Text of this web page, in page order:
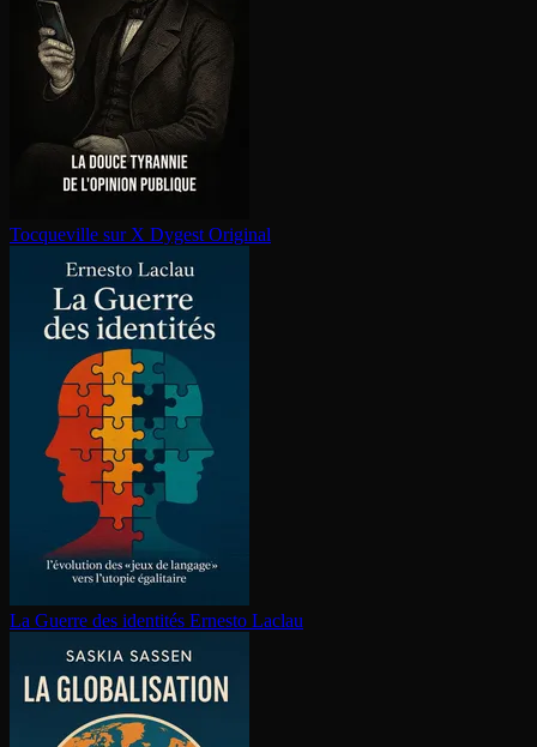
Tocqueville sur X Dygest Original
La Guerre des identités Ernesto Laclau